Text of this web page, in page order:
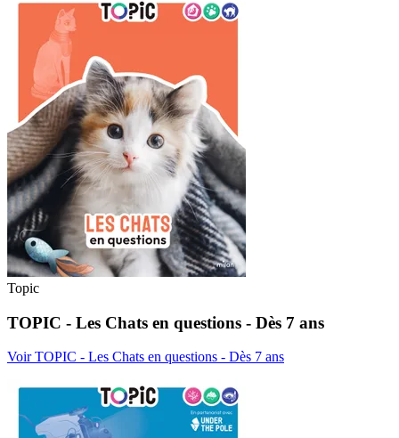
Topic
TOPIC - Les Chats en questions - Dès 7 ans
Voir TOPIC - Les Chats en questions - Dès 7 ans